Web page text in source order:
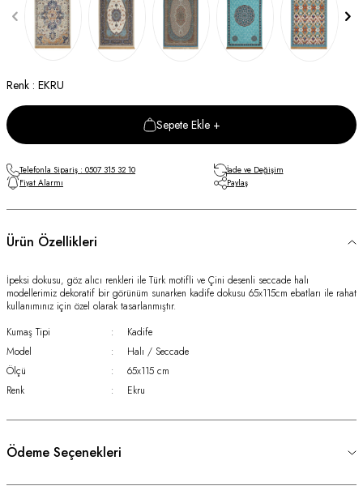
Renk : EKRU
Sepete Ekle +
Telefonla Sipariş : 0507 315 32 10
İade ve Değişim
Fiyat Alarmı
Paylaş
Ürün Özellikleri
İpeksi dokusu, göz alıcı renkleri ile Türk motifli ve Çini desenli seccade halı
modellerimiz dekoratif bir görünüm sunarken kadife dokusu 65x115cm ebatları ile rahat
kullanımınız için özel olarak tasarlanmıştır.
Kumaş Tipi
:
Kadife
Model
:
Halı / Seccade
Ölçü
:
65x115 cm
Renk
: Ekru
Ödeme Seçenekleri